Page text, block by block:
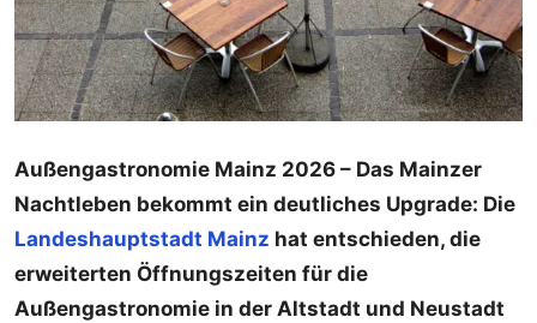
Außengastronomie Mainz 2026 – Das Mainzer
Nachtleben bekommt ein deutliches Upgrade: Die
Landeshauptstadt Mainz hat entschieden, die
erweiterten Öffnungszeiten für die
Außengastronomie in der Altstadt und Neustadt